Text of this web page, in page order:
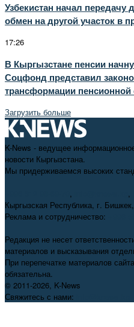
Узбекистан начал передачу
обмен на другой участок в
17:26
В Кыргызстане пенсии
Соцфонд представил
трансформации
Загрузить больше
K-News - ведущее
новости Кыргызстана.
Мы придерживаемся высоких
, ,
Кыргызская Республика, г.
Реклама и сотрудничество:
Редакция не несет
материалов и высказывания
При перепечатке материалов
обязательна.
© 2011-2026, K-News
Свяжитесь с нами: